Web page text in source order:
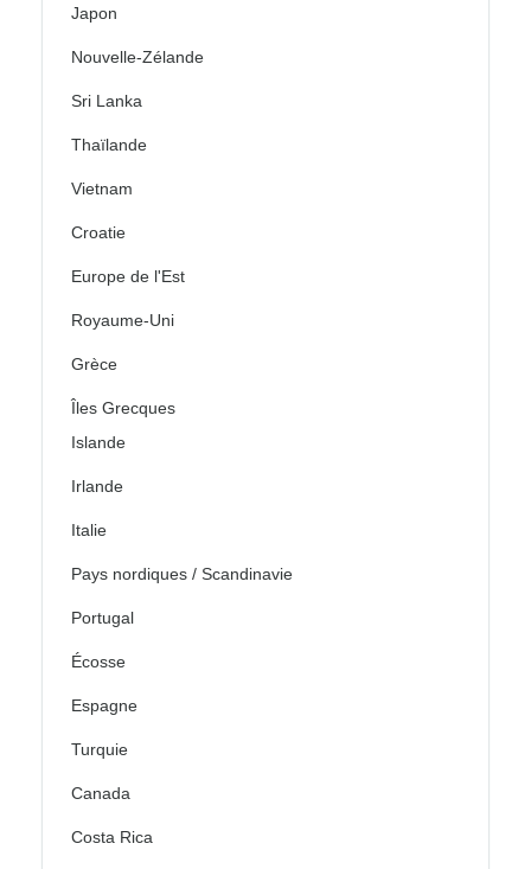
Japon
Nouvelle-Zélande
Sri Lanka
Thaïlande
Vietnam
Croatie
Europe de l'Est
Royaume-Uni
Grèce
Îles Grecques
Islande
Irlande
Italie
Pays nordiques / Scandinavie
Portugal
Écosse
Espagne
Turquie
Canada
Costa Rica